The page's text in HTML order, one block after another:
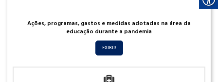
Ações, programas, gastos e medidas adotadas na área da
educação durante a pandemia
EXIBIR